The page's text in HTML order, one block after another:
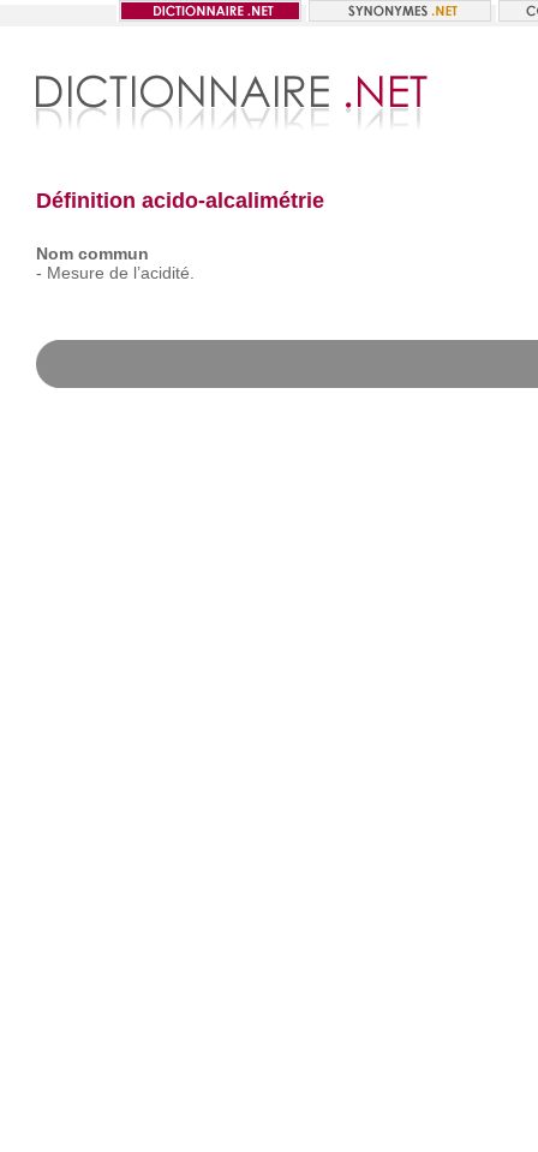
Définition acido-alcalimétrie
Nom commun
- Mesure de l’acidité.